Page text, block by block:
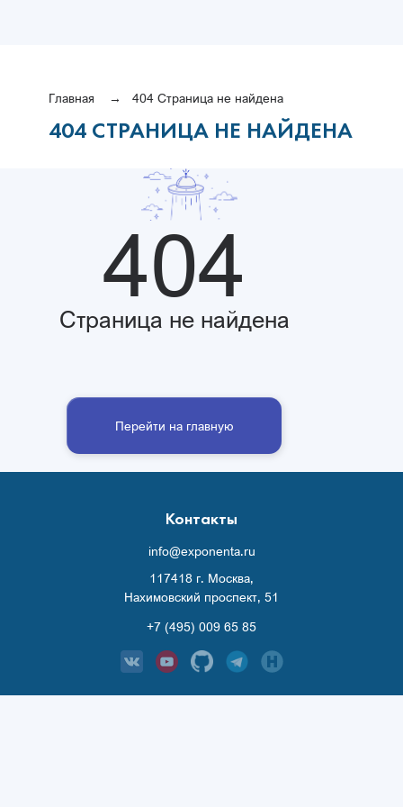
Главная 404 Страница не найдена
404 СТРАНИЦА НЕ НАЙДЕНА
404
Страница не найдена
Перейти на главную
Контакты
info@exponenta.ru
117418 г. Москва,
Нахимовский проспект, 51
+7 (495) 009 65 85